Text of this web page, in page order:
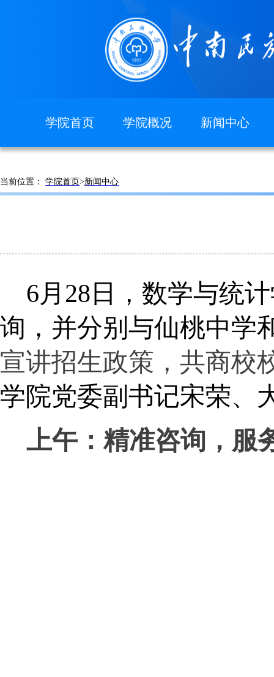
学院首页
图片新闻
学院概况
学院简介
组织机构
新闻中心
当前位置： 学院首页>新闻中心
6月28日，数学与统
询，并分别与仙桃中学
宣讲招生政策，共商校
学院党委副书记宋荣、
上午：精准咨询，服